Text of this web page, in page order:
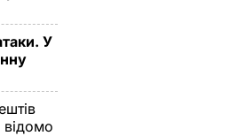
У
відомо